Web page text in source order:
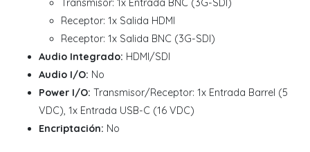
Transmisor: 1x Entrada BNC (3G-SDI)
Receptor: 1x Salida HDMI
Receptor: 1x Salida BNC (3G-SDI)
Audio Integrado: HDMI/SDI
Audio I/O: No
Power I/O: Transmisor/Receptor: 1x Entrada Barrel (5
VDC), 1x Entrada USB-C (16 VDC)
Encriptación: No